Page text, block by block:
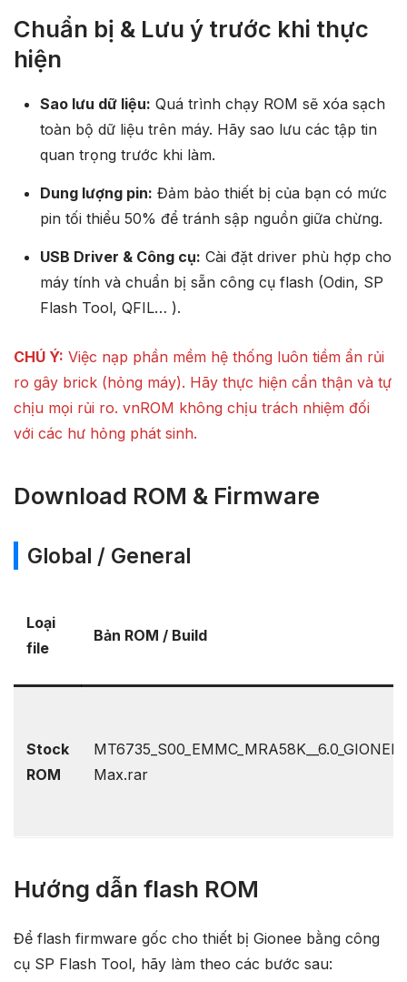
Chuẩn bị & Lưu ý trước khi thực
hiện
Sao lưu dữ liệu: Quá trình chạy ROM sẽ xóa sạch
toàn bộ dữ liệu trên máy. Hãy sao lưu các tập tin
quan trọng trước khi làm.
Dung lượng pin: Đảm bảo thiết bị của bạn có mức
pin tối thiểu 50% để tránh sập nguồn giữa chừng.
USB Driver & Công cụ: Cài đặt driver phù hợp cho
máy tính và chuẩn bị sẵn công cụ flash (Odin, SP
Flash Tool, QFIL… ).
CHÚ Ý: Việc nạp phần mềm hệ thống luôn tiềm ẩn rủi
ro gây brick (hỏng máy). Hãy thực hiện cẩn thận và tự
chịu mọi rủi ro. vnROM không chịu trách nhiệm đối
với các hư hỏng phát sinh.
Download ROM & Firmware
Global / General
Loại
file
Bản ROM / Build
Stock
ROM
Max.rar
Hướng dẫn flash ROM
Để flash firmware gốc cho thiết bị Gionee bằng công
cụ SP Flash Tool, hãy làm theo các bước sau: